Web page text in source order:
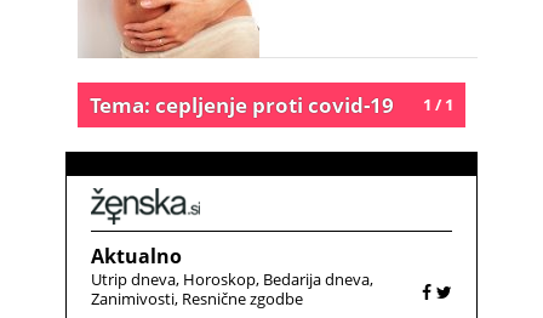
1 / 1
Tema: cepljenje proti covid-19
Aktualno
Utrip dneva Horoskop Bedarija dneva
Zanimivosti Resnične zgodbe